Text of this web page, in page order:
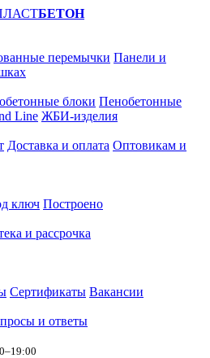
БЕТОН
перемычки Панели и
блоки Пенобетонные
Line ЖБИ-изделия
Доставка и оплата Оптовикам и
ключ Построено
и рассрочка
Сертификаты Вакансии
и ответы